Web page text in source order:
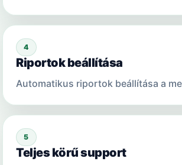
4
Riportok beállítása
Automatikus riportok beállítása a
5
Teljes körű support